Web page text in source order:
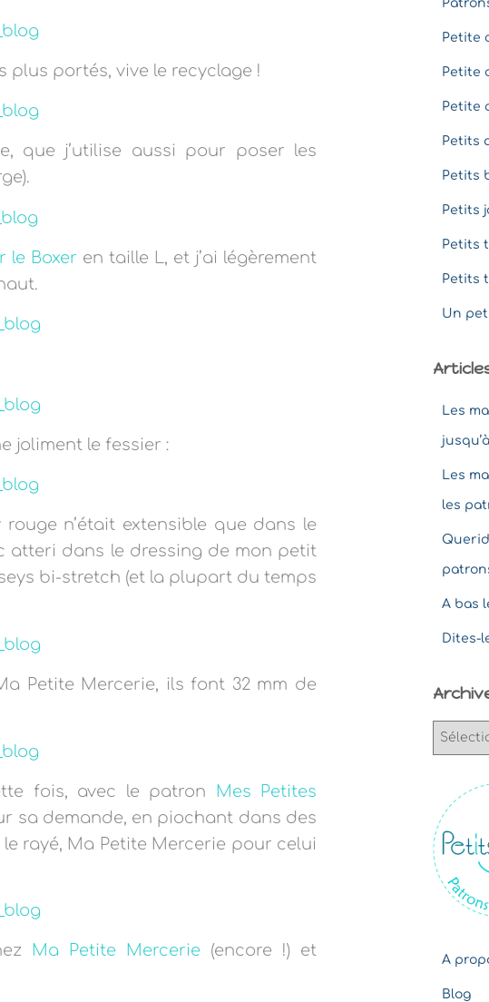
plus portés, vive le recyclage !
que j’utilise aussi pour poser les
le Boxer en taille L, et j’ai légèrement
joliment le fessier :
n’était extensible que dans le
atteri dans le dressing de mon petit
bi-stretch (et la plupart du temps
Petite Mercerie, ils font 32 mm de
fois, avec le patron
Mes Petites
sa demande, en piochant dans des
rayé, Ma Petite Mercerie pour celui
Ma Petite Mercerie(encore !) et
Petite
Petite
Petite
Petits
Petits
Petits
Petits
Petits
Un
Les
Les
les
A bas
Dites-
v
e
s
A
Blog